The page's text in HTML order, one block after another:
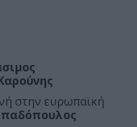
στην ευρωπαϊκή